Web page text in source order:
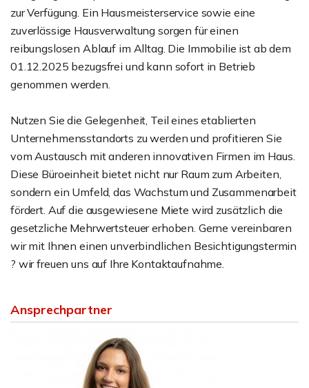
zur Verfügung. Ein Hausmeisterservice sowie eine
zuverlässige Hausverwaltung sorgen für einen
reibungslosen Ablauf im Alltag. Die Immobilie ist ab dem
01.12.2025 bezugsfrei und kann sofort in Betrieb
genommen werden.
Nutzen Sie die Gelegenheit, Teil eines etablierten
Unternehmensstandorts zu werden und profitieren Sie
vom Austausch mit anderen innovativen Firmen im Haus.
Diese Büroeinheit bietet nicht nur Raum zum Arbeiten,
sondern ein Umfeld, das Wachstum und Zusammenarbeit
fördert. Auf die ausgewiesene Miete wird zusätzlich die
gesetzliche Mehrwertsteuer erhoben. Gerne vereinbaren
wir mit Ihnen einen unverbindlichen Besichtigungstermin
? wir freuen uns auf Ihre Kontaktaufnahme.
Ansprechpartner